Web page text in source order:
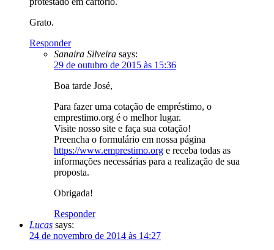
Grato.
Responder
Sanaira Silveira says:
29 de outubro de 2015 às 15:36
Boa tarde José,
Para fazer uma cotação de empréstimo, o
emprestimo.org é o melhor lugar.
Visite nosso site e faça sua cotação!
Preencha o formulário em nossa página
https://www.emprestimo.org e receba todas as
informações necessárias para a realização de sua
proposta.
Obrigada!
Responder
Lucas says:
24 de novembro de 2014 às 14:27